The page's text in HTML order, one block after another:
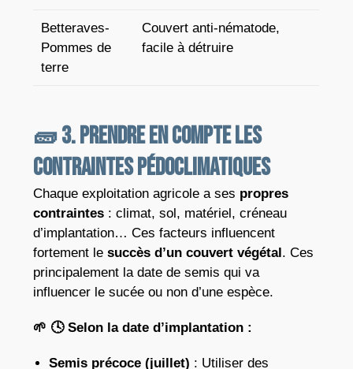
Betteraves-
Pommes de
terre
Couvert anti-nématode,
facile à détruire
🧱 3. Prendre en compte les
contraintes pédoclimatiques
Chaque exploitation agricole a ses propres
contraintes : climat, sol, matériel, créneau
d’implantation… Ces facteurs influencent
fortement lesuccès d’un couvert végétal . Ces
principalement la date de semis qui va
influencer le sucée ou non d’une espèce.
🌱 🕓Selon la date d’implantation :
Semis précoce (juillet) : Utiliser des